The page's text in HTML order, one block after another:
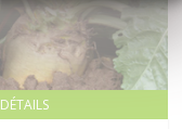
DÉTAILS